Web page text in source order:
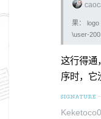
果：
\user-
这行得通
序时，它